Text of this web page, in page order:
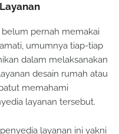
belum pernah memakai
umumnya tiap-tiap
dalam melaksanakan
desain rumah atau
memahami
layanan tersebut.
layanan ini yakni